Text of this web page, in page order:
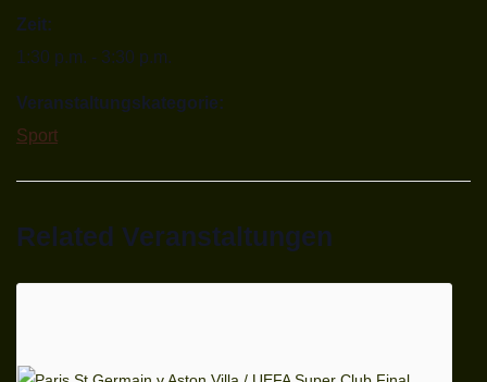
Zeit:
1:30 p.m. - 3:30 p.m.
Veranstaltungskategorie:
Sport
Related Veranstaltungen